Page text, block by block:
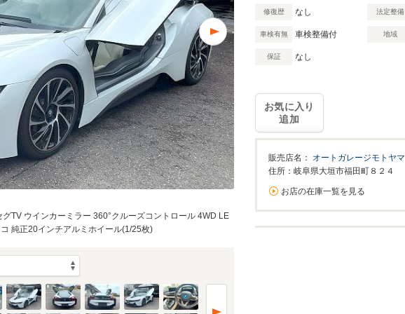
TV ウインカーミラー 360°クルーズコントロール 4WD LE
純正20インチアルミホイール(1/25枚)
修復歴 なし 法定整備
車検有無 車検整備付 地域
保証 なし
お気に入り
追加
販売店名： オートガレージモトヤマ
住所：岐阜県大垣市福田町８２４
お店の在庫一覧を見る